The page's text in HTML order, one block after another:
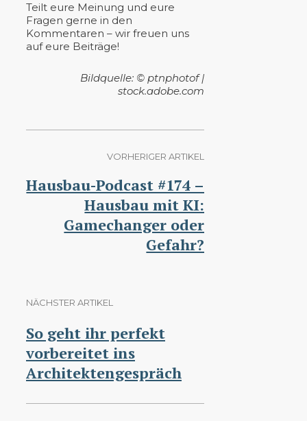
Teilt eure Meinung und eure
Fragen gerne in den
Kommentaren – wir freuen uns
auf eure Beiträge!
Bildquelle: © ptnphotof |
stock.adobe.com
VORHERIGER ARTIKEL
Hausbau-Podcast #174 –
Hausbau mit KI:
Gamechanger oder
Gefahr?
NÄCHSTER ARTIKEL
So geht ihr perfekt
vorbereitet ins
Architektengespräch